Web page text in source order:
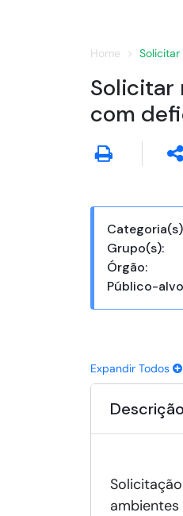
Home
Solicitar
com
Grupo(s):
Órgão:
Público-
Expandir Todos
Descrição